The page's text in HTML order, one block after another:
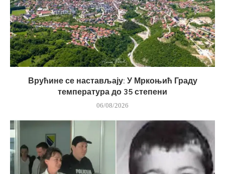
Врућине се настављају: У Мркоњић Граду
температура до 35 степени
06/08/2026